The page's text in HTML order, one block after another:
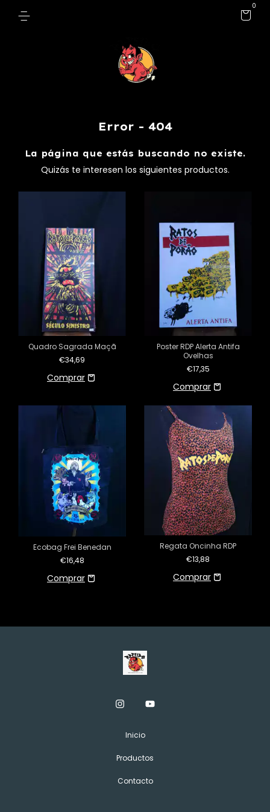
0
Error - 404
La página que estás buscando no existe.
Quizás te interesen los siguientes productos.
Quadro Sagrada Maçã
€34,69
Poster RDP Alerta Antifa
Ovelhas
€17,35
Ecobag Frei Benedan
€16,48
Regata Oncinha RDP
€13,88
Inicio
Productos
Contacto